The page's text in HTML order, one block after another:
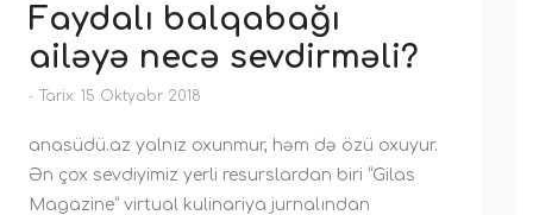
Faydalı balqabağı
ailəyə necə sevdirməli?
- Tarix: 15 Oktyabr 2018
anasüdü.az yalnız oxunmur, həm də özü oxuyur.
Ən çox sevdiyimiz yerli resurslardan biri “Gilas
Magazine” virtual kulinariya jurnalından